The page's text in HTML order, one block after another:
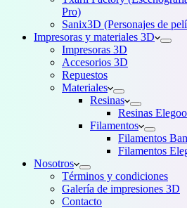
Pro)
Sanix3D (Personajes de
Impresoras y materiales 3D
Impresoras 3D
Accesorios 3D
Repuestos
Materiales
Resinas
Resinas Elegoo
Filamentos
Filamentos
Filamentos
Nosotros
Términos y condiciones
Galería de impresiones 3D
Contacto